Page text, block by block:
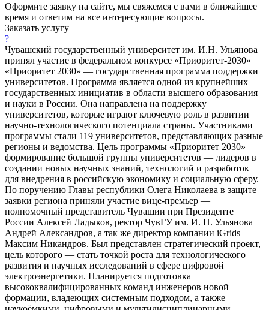
Оформите заявку на сайте, мы свяжемся с вами в ближайшее
время и ответим на все интересующие вопросы.
Заказать услугу
?
Чувашский государственный университет им. И.Н. Ульянова
принял участие в федеральном конкурсе «Приоритет-2030»
«Приоритет 2030» — государственная программа поддержки
университетов. Программа является одной из крупнейших
государственных инициатив в области высшего образования
и науки в России. Она направлена на поддержку
университетов, которые играют ключевую роль в развитии
научно-технологического потенциала страны. Участниками
программы стали 119 университетов, представляющих разные
регионы и ведомства. Цель программы «Приоритет 2030» –
формирование большой группы университетов — лидеров в
создании новых научных знаний, технологий и разработок
для внедрения в российскую экономику и социальную сферу.
По поручению Главы республики Олега Николаева в защите
заявки региона приняли участие вице-премьер —
полномочный представитель Чувашии при Президенте
России Алексей Ладыков, ректор ЧувГУ им. И. Н. Ульянова
Андрей Александров, а так же директор компании iGrids
Максим Никандров. Был представлен стратегический проект,
цель которого — стать точкой роста для технологического
развития и научных исследований в сфере цифровой
электроэнергетики. Планируется подготовка
высококвалифицированных команд инженеров новой
формации, владеющих системным подходом, а также